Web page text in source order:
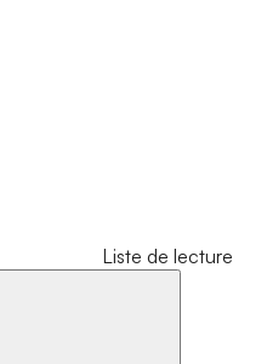
Liste de lecture